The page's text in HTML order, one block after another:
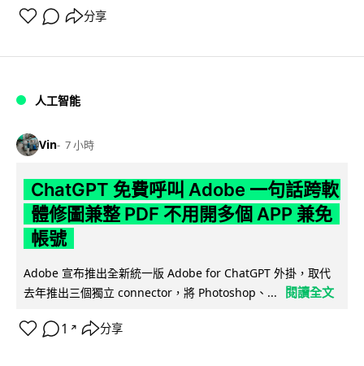
分享
人工智能
Vin 7 小時
ChatGPT 免費呼叫 Adobe 一句話跨軟
體修圖兼整 PDF 不用開多個 APP 兼免
帳號
Adobe 宣布推出全新統一版 Adobe for ChatGPT 外掛，取代
去年推出三個獨立 connector，將 Photoshop、...
閱讀全文
1 ↗ 分享